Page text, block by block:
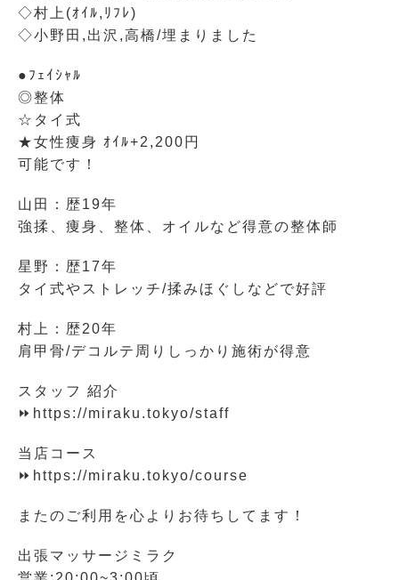
◇村上(ｵｲﾙ,ﾘﾌﾚ)
◇小野田,出沢,高橋/埋まりました
●ﾌｪｲｼｬﾙ
◎整体
☆タイ式
★女性痩身 ｵｲﾙ+2,200円
可能です！
山田：歴19年
強揉、痩身、整体、オイルなど得意の整体師
星野：歴17年
タイ式やストレッチ/揉みほぐしなどで好評
村上：歴20年
肩甲骨/デコルテ周りしっかり施術が得意
スタッフ 紹介
⏩https://miraku.tokyo/staff
当店コース
⏩https://miraku.tokyo/course
またのご利用を心よりお待ちしてます！
出張マッサージミラク